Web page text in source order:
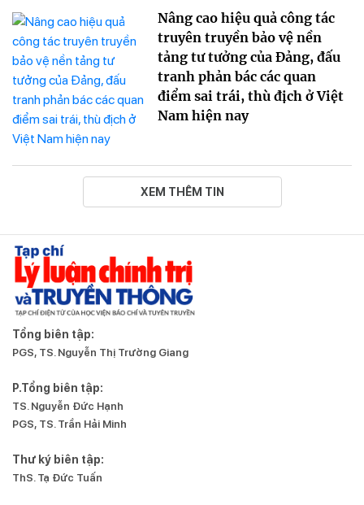
Nâng cao hiệu quả công tác
truyên truyền bảo vệ nền
tảng tư tưởng của Đảng, đấu
tranh phản bác các quan
điểm sai trái, thù địch ở Việt
Nam hiện nay
XEM THÊM TIN
Tổng biên tập:
PGS, TS. Nguyễn Thị Trường Giang
P.Tổng biên tập:
TS. Nguyễn Đức Hạnh
PGS, TS. Trần Hải Minh
Thư ký biên tập:
ThS. Tạ Đức Tuấn